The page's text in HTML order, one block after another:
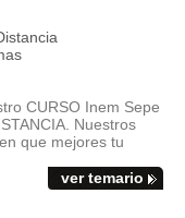
CURSO Inem Sepe
Nuestros
que mejores tu
ver temario